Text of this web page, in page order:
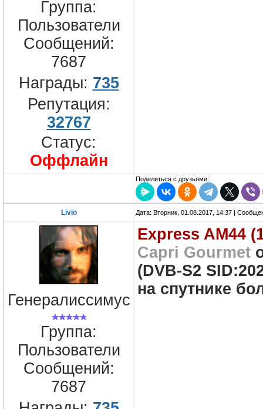
Группа:
Пользователи
Сообщений:
7687
Награды: 735
Репутация:
32767
Статус:
Оффлайн
Поделиться с друзьями:
Livio Дата: Вторник, 01.08.2017, 14:37 |
Генералиссимус
Группа:
Пользователи
Сообщений:
7687
Express AM44
Capri Gourmet
(DVB-S2
на спутнике